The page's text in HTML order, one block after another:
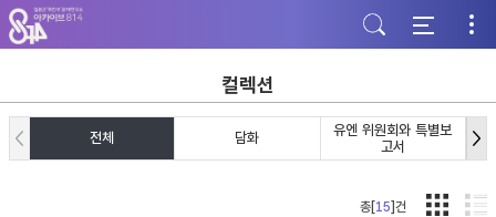
주
메
뉴
가
기
본
문
바
기
하
단
바
기
컬렉션
전체 담화
유엔 위원회와 특별보
고서
총[15]건